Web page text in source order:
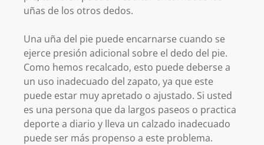
uñas de los otros dedos.
Una uña del pie puede encarnarse cuando se
ejerce presión adicional sobre el dedo del pie.
Como hemos recalcado, esto puede deberse a
un uso inadecuado del zapato, ya que este
puede estar muy apretado o ajustado. Si usted
es una persona que da largos paseos o practica
deporte a diario y lleva un calzado inadecuado
puede ser más propenso a este problema.